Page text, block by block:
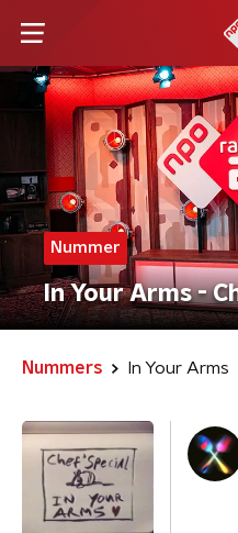
Nummer
In Your Arms -
Nummers In Your Arms